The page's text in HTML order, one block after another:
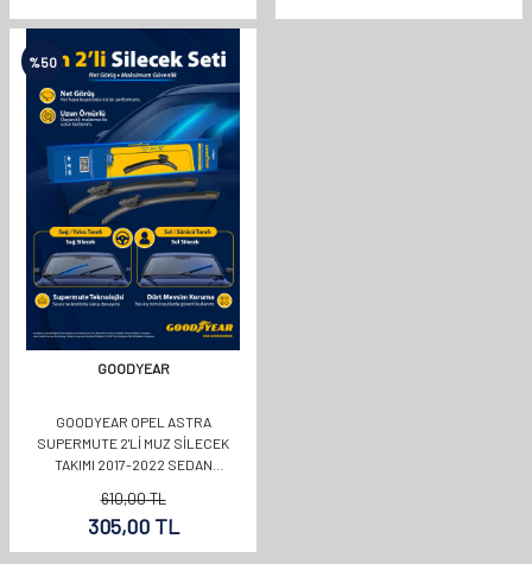
%50
GOODYEAR
GOODYEAR OPEL ASTRA
SUPERMUTE 2'LI MUZ SILECEK
TAKIMI 2017-2022 SEDAN
610,00TL
305,00TL